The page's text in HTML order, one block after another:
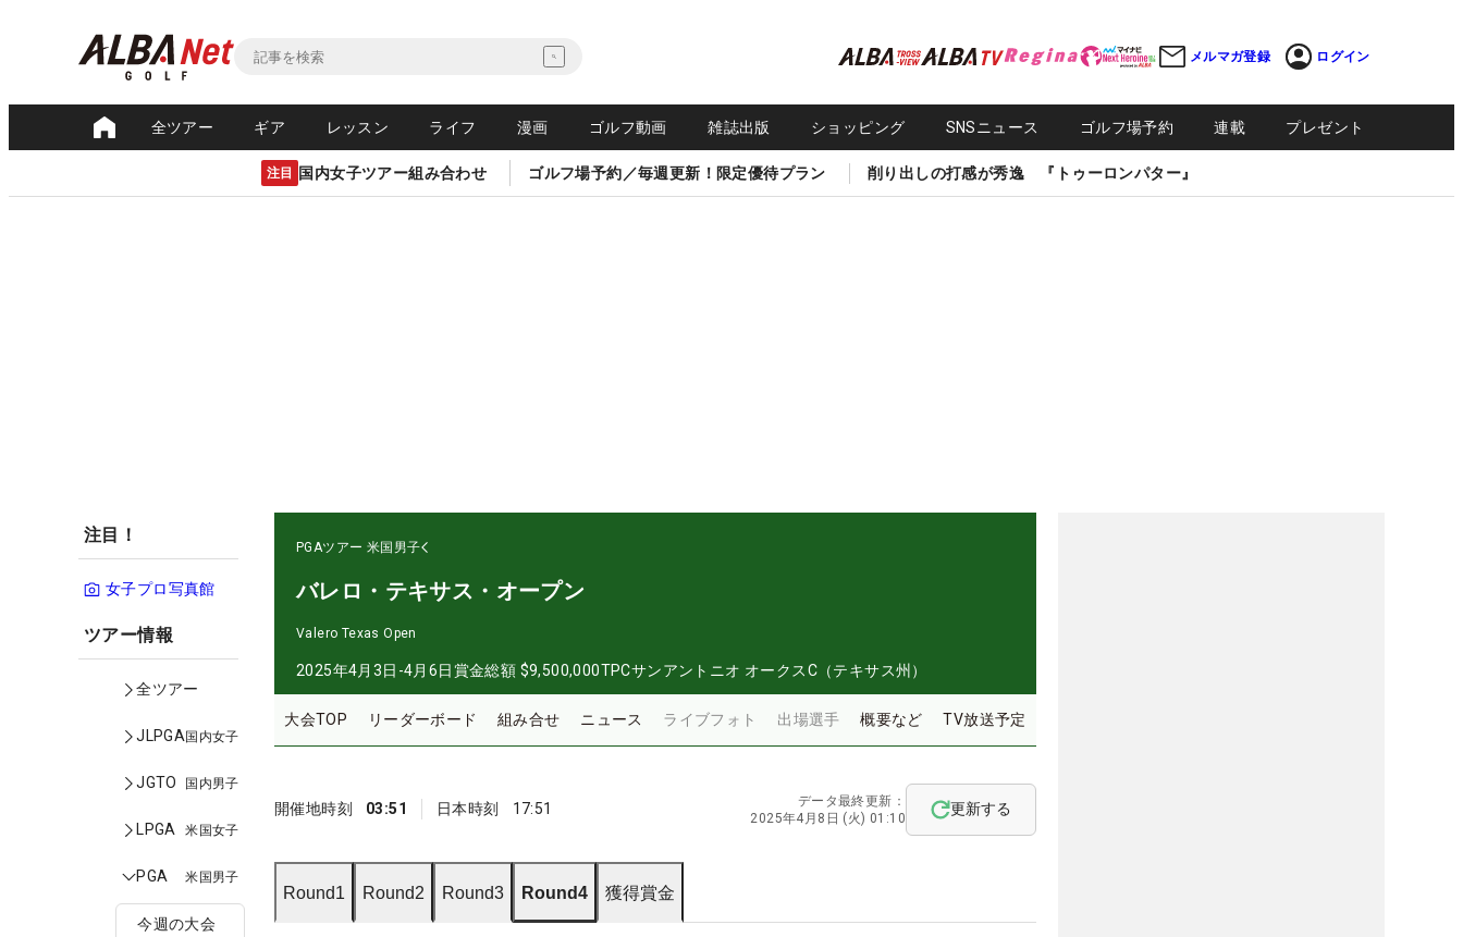
メルマガ登録 ログイン
全ツアー ギア レッスン ライフ 漫画 ゴルフ動画 雑誌出版 ショッピング SNSニュース ゴルフ場予約 連載 プレゼント
注目 国内女子ツアー組み合わせ ゴルフ場予約／毎週更新！限定優待プラン 削り出しの打感が秀逸 『トゥーロンパター』
注目！
女子プロ写真館
ツアー情報
全ツアー
JLPGA国内女子
JGTO 国内男子
LPGA 米国女子
PGA 米国男子
今週の大会
PGAツアー 米国男子
バレロ・テキサス・オープン
Valero Texas Open
2025年4月3日-4月6日賞金総額 $9,500,000TPCサンアントニオ オークスC（テキサス州）
大会TOP リーダーボード 組み合せ ニュース ライブフォト 出場選手 概要など TV放送予定
開催地時刻 03:51 日本時刻 17:51
データ最終更新：
2025年4月8日 (火) 01:10
更新する
Round1 Round2 Round3 Round4 獲得賞金